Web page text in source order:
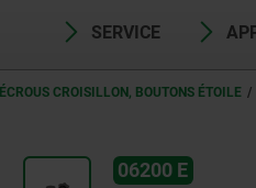
SERVICE
ÉCROUS CROISILLON, BOUTONS ÉTOILE
06200 E